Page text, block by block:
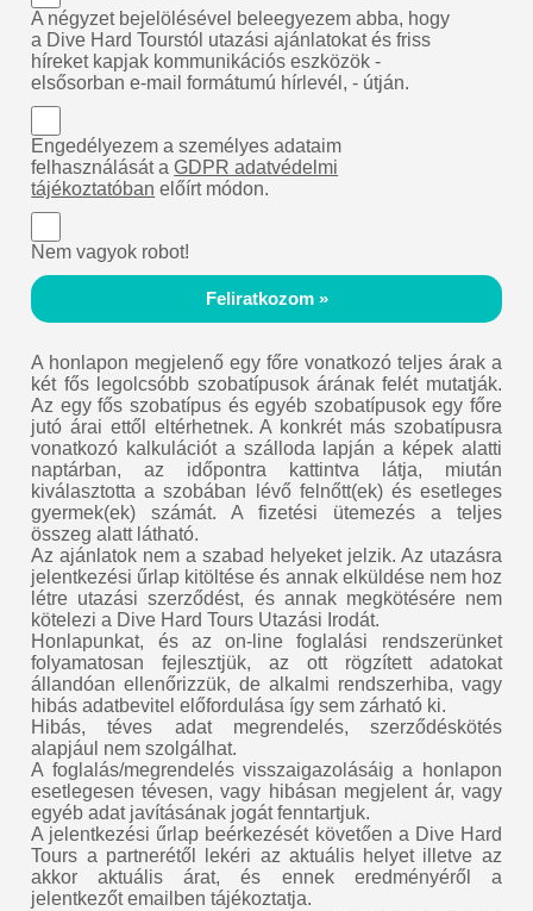
A négyzet bejelölésével beleegyezem abba, hogy
a Dive Hard Tourstól utazási ajánlatokat és friss
híreket kapjak kommunikációs eszközök -
elsősorban e-mail formátumú hírlevél, - útján.
Engedélyezem a személyes adataim
felhasználását aGDPR adatvédelmi
tájékoztatóban előírt módon.
Nem vagyok robot!
Feliratkozom »
A honlapon megjelenő egy főre vonatkozó teljes árak a
két fős legolcsóbb szobatípusok árának felét mutatják.
Az egy fős szobatípus és egyéb szobatípusok egy főre
jutó árai ettől eltérhetnek. A konkrét más szobatípusra
vonatkozó kalkulációt a szálloda lapján a képek alatti
naptárban, az időpontra kattintva látja, miután
kiválasztotta a szobában lévő felnőtt(ek) és esetleges
gyermek(ek) számát. A fizetési ütemezés a teljes
összeg alatt látható.
Az ajánlatok nem a szabad helyeket jelzik. Az utazásra
jelentkezési űrlap kitöltése és annak elküldése nem hoz
létre utazási szerződést, és annak megkötésére nem
kötelezi a Dive Hard Tours Utazási Irodát.
Honlapunkat, és az on-line foglalási rendszerünket
folyamatosan fejlesztjük, az ott rögzített adatokat
állandóan ellenőrizzük, de alkalmi rendszerhiba, vagy
hibás adatbevitel előfordulása így sem zárható ki.
Hibás, téves adat megrendelés, szerződéskötés
alapjául nem szolgálhat.
A foglalás/megrendelés visszaigazolásáig a honlapon
esetlegesen tévesen, vagy hibásan megjelent ár, vagy
egyéb adat javításának jogát fenntartjuk.
A jelentkezési űrlap beérkezését követően a Dive Hard
Tours a partnerétől lekéri az aktuális helyet illetve az
akkor aktuális árat, és ennek eredményéről a
jelentkezőt emailben tájékoztatja.